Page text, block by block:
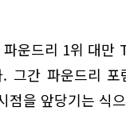
운드리 1위 대만
그간 파운드리
점을 앞당기는 식